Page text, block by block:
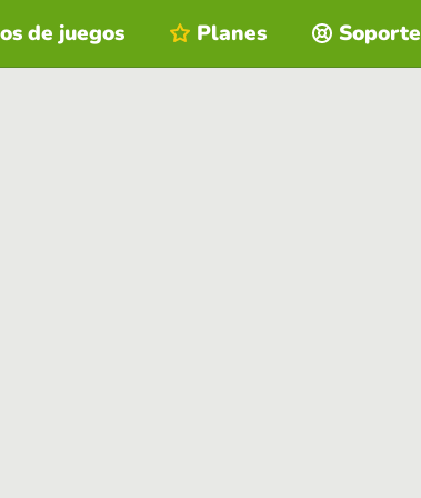
de juegos Planes Soporte